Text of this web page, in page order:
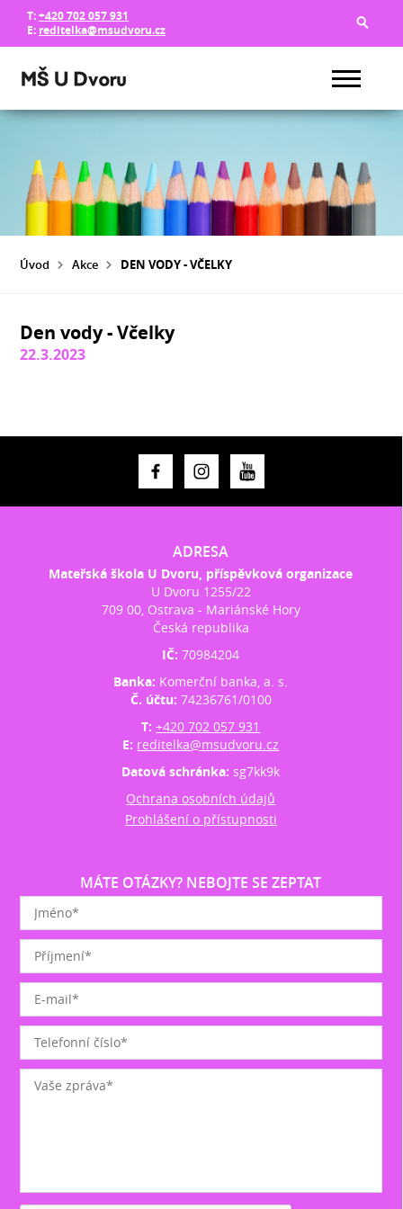
T:+420 702 057 931
E: reditelka@msudvoru.cz
Úvod Akce DEN VODY - VČELKY
Den vody - Včelky
22.3.2023
ADRESA
Mateřská škola U Dvoru, příspěvková organizace
U Dvoru 1255/22
709 00, Ostrava - Mariánské Hory
Česká republika
IČ:70984204
Banka: Komerční banka, a. s.
Č. účtu: 74236761/0100
T:+420 702 057 931
E: reditelka@msudvoru.cz
Datová schránka:sg7kk9k
Ochrana osobních údajů
Prohlášení o přístupnosti
MÁTE OTÁZKY? NEBOJTE SE ZEPTAT